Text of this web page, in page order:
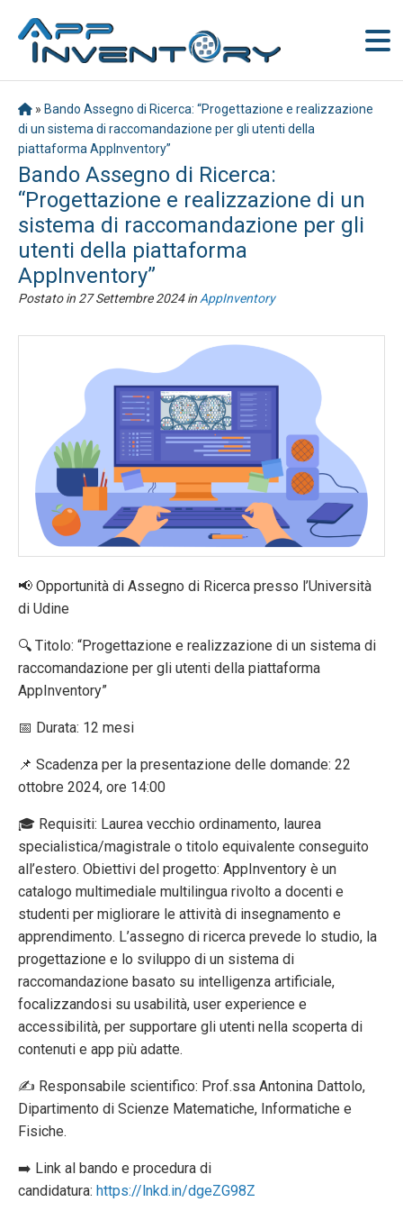
» Bando Assegno di Ricerca: “Progettazione e realizzazione
di un sistema di raccomandazione per gli utenti della
piattaforma AppInventory”
Bando Assegno di Ricerca:
“Progettazione e realizzazione di un
sistema di raccomandazione per gli
utenti della piattaforma
AppInventory”
Postato in 27 Settembre 2024in AppInventory
📢 Opportunità di Assegno di Ricerca presso l’Università
di Udine
🔍 Titolo: “Progettazione e realizzazione di un sistema di
raccomandazione per gli utenti della piattaforma
AppInventory”
📅 Durata: 12 mesi
📌 Scadenza per la presentazione delle domande: 22
ottobre 2024, ore 14:00
🎓 Requisiti: Laurea vecchio ordinamento, laurea
specialistica/magistrale o titolo equivalente conseguito
all’estero. Obiettivi del progetto: AppInventory è un
catalogo multimediale multilingua rivolto a docenti e
studenti per migliorare le attività di insegnamento e
apprendimento. L’assegno di ricerca prevede lo studio, la
progettazione e lo sviluppo di un sistema di
raccomandazione basato su intelligenza artificiale,
focalizzandosi su usabilità, user experience e
accessibilità, per supportare gli utenti nella scoperta di
contenuti e app più adatte.
✍️ Responsabile scientifico: Prof.ssa Antonina Dattolo,
Dipartimento di Scienze Matematiche, Informatiche e
Fisiche.
➡️ Link al bando e procedura di
candidatura: https://lnkd.in/dgeZG98Z